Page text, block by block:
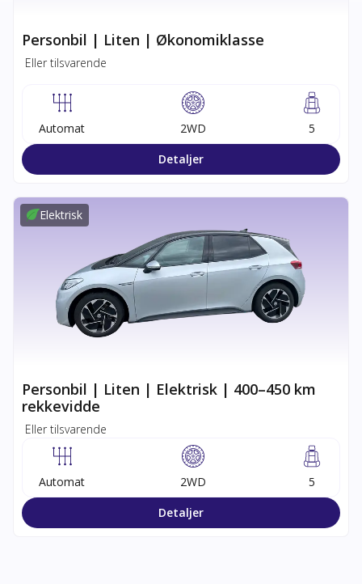
Personbil | Liten | Økonomiklasse
Eller tilsvarende
Automat 2WD
5
Detaljer
Elektrisk
Personbil | Liten | Elektrisk | 400–450 km
rekkevidde
Eller tilsvarende
Automat 2WD
5
Detaljer